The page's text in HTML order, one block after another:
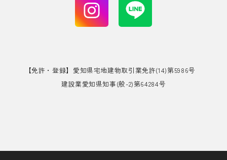
【免許・登録】愛知県宅地建物取引業免許(14)第5986号
建設業愛知県知事(般-2)第64284号